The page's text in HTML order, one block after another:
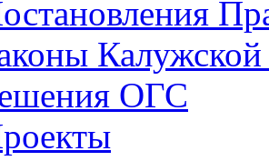
Калужской
ОГС